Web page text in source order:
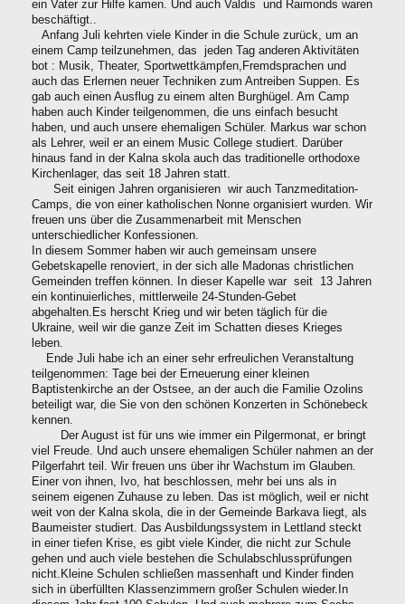
ein Vater zur Hilfe kamen. Und auch Valdis und Raimonds waren
beschäftigt..
Anfang Juli kehrten viele Kinder in die Schule zurück, um an
einem Camp teilzunehmen, das jeden Tag anderen Aktivitäten
bot : Musik, Theater, Sportwettkämpfen,Fremdsprachen und
auch das Erlernen neuer Techniken zum Antreiben Suppen. Es
gab auch einen Ausflug zu einem alten Burghügel. Am Camp
haben auch Kinder teilgenommen, die uns einfach besucht
haben, und auch unsere ehemaligen Schüler. Markus war schon
als Lehrer, weil er an einem Music College studiert. Darüber
hinaus fand in der Kalna skola auch das traditionelle orthodoxe
Kirchenlager, das seit 18 Jahren statt.
Seit einigen Jahren organisieren wir auch Tanzmeditation-
Camps, die von einer katholischen Nonne organisiert wurden. Wir
freuen uns über die Zusammenarbeit mit Menschen
unterschiedlicher Konfessionen.
In diesem Sommer haben wir auch gemeinsam unsere
Gebetskapelle renoviert, in der sich alle Madonas christlichen
Gemeinden treffen können. In dieser Kapelle war seit 13 Jahren
ein kontinuierliches, mittlerweile 24-Stunden-Gebet
abgehalten.Es herscht Krieg und wir beten täglich für die
Ukraine, weil wir die ganze Zeit im Schatten dieses Krieges
leben.
Ende Juli habe ich an einer sehr erfreulichen Veranstaltung
teilgenommen: Tage bei der Erneuerung einer kleinen
Baptistenkirche an der Ostsee, an der auch die Familie Ozolins
beteiligt war, die Sie von den schönen Konzerten in Schönebeck
kennen.
Der August ist für uns wie immer ein Pilgermonat, er bringt
viel Freude. Und auch unsere ehemaligen Schüler nahmen an der
Pilgerfahrt teil. Wir freuen uns über ihr Wachstum im Glauben.
Einer von ihnen, Ivo, hat beschlossen, mehr bei uns als in
seinem eigenen Zuhause zu leben. Das ist möglich, weil er nicht
weit von der Kalna skola, die in der Gemeinde Barkava liegt, als
Baumeister studiert. Das Ausbildungssystem in Lettland steckt
in einer tiefen Krise, es gibt viele Kinder, die nicht zur Schule
gehen und auch viele bestehen die Schulabschlussprüfungen
nicht.Kleine Schulen schließen massenhaft und Kinder finden
sich in überfüllten Klassenzimmern großer Schulen wieder.In